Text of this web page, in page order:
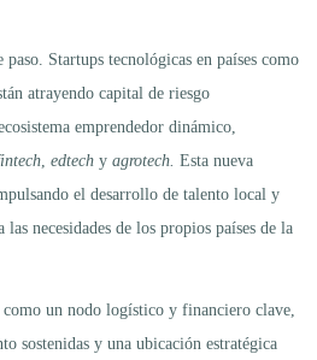
Startups tecnológicas en países como
atrayendo capital de riesgo
emprendedor dinámico,
edtech y agrotech. Esta nueva
el desarrollo de talento local y
las necesidades de los propios países de la
como un nodo logístico y financiero clave,
sostenidas y una ubicación estratégica